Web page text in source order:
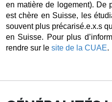
en matière de logement). De
est chère en Suisse, les
souvent plus précarisé.e.x.s
en Suisse. Pour plus
rendre sur le site de la CUAE.